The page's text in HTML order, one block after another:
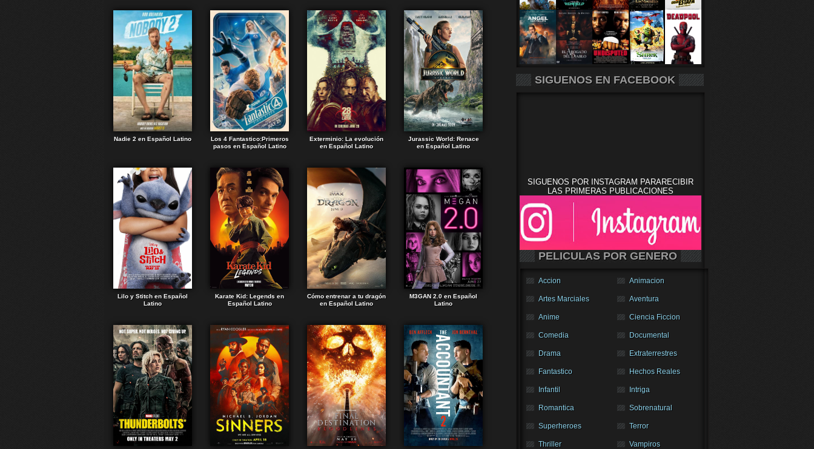
Nadie 2 en Español Latino
Los 4 Fantastico:Primeros
pasos en Español Latino
Exterminio: La evolución
en Español Latino
Jurassic World: Renace
en Español Latino
Lilo y Stitch en Español
Latino
Karate Kid: Legends en
Español Latino
Cómo entrenar a tu dragón
en Español Latino
M3GAN 2.0 en Español
Latino
SIGUENOS EN FACEBOOK
SIGUENOS POR INSTAGRAM PARARECIBIR
LAS PRIMERAS PUBLICACIONES
PELICULAS POR GENERO
Accion Animacion
Artes Marciales Aventura
Anime Ciencia Ficcion
Comedia Documental
Drama Extraterrestres
Fantastico Hechos Reales
Infantil Intriga
Romantica Sobrenatural
Superheroes Terror
Thriller Vampiros